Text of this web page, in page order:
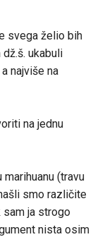
svega želio bih
ukabuli
najviše na
na jednu
(travu
smo različite
sam ja strogo
nista osim